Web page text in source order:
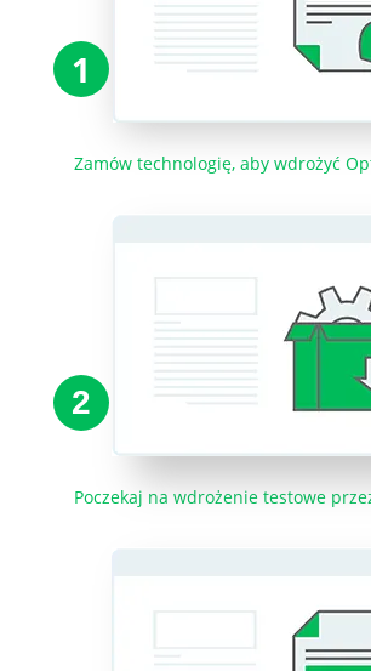
1
Zamów technologię, aby wdrożyć
2
Poczekaj na wdrożenie testowe